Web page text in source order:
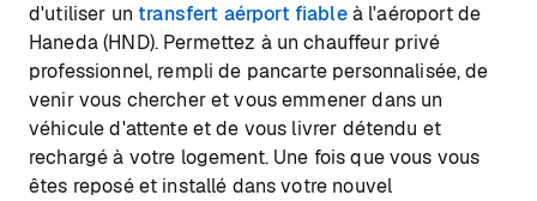
d'utiliser untransfert aérport fiableà l'aéroport de
Haneda (HND). Permettez à un chauffeur privé
professionnel, rempli de pancarte personnalisée, de
venir vous chercher et vous emmener dans un
véhicule d'attente et de vous livrer détendu et
rechargé à votre logement. Une fois que vous vous
êtes reposé et installé dans votre nouvel